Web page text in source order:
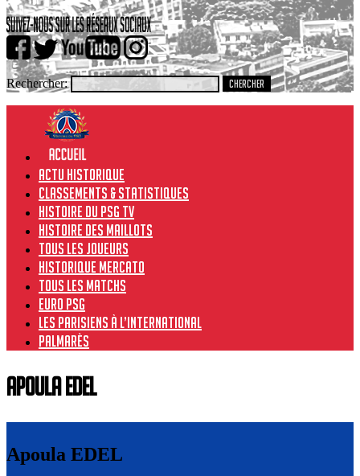
Rechercher:
Actu historique
Classements & Statistiques
Histoire du PSG TV
Histoire des maillots
Tous les joueurs
Historique Mercato
Tous les matchs
Euro PSG
Les Parisiens à l’international
Palmarès
Apoula EDEL
Apoula EDEL